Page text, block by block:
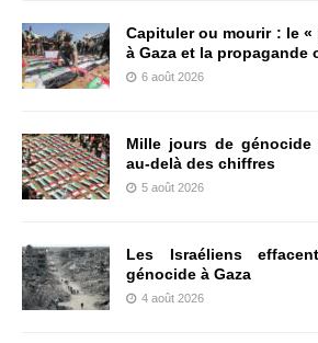
Capituler ou mourir : le
à Gaza et la propagande
6 août 2026
Mille jours de génocide
au-delà des chiffres
5 août 2026
Les Israéliens
génocide à Gaza
4 août 2026